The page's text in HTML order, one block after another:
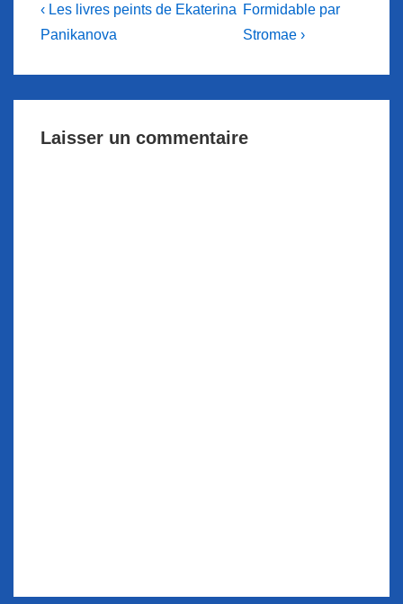
Navigation
de
l’article
Previous
Post
‹ Les livres peints de Ekaterina
Panikanova
Next
Post
Formidable par
Stromae ›
Laisser un commentaire